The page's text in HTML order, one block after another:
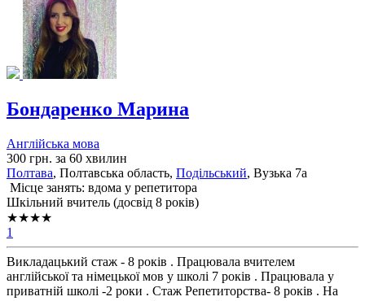
Бондаренко Марина
Англійська мова
300 грн. за 60 хвилин
Полтава, Полтавська область, Подільський, Вузька 7а
Місце занять: вдома у репетитора
Шкільний вчитель (досвід 8 років)
★★★★
1
Викладацький стаж - 8 років . Працювала вчителем
англійської та німецької мов у школі 7 років . Працювала у
приватній школі -2 роки . Стаж Репетиторства- 8 років . На